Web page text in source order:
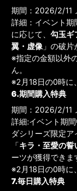
期間：2026/2/11
詳細：イベント
に応じて、勾玉ギ
翼・虚像 」の破片
※指定の金額以外
ん。
※2月18日の0時に
6.期間購入特典
期間：2026/2/11
詳細:イベント期
ダシリーズ限定ア
「キラ・至愛の誓
ーツが獲得できま
※2月18日の0時に
7.毎日購入特典